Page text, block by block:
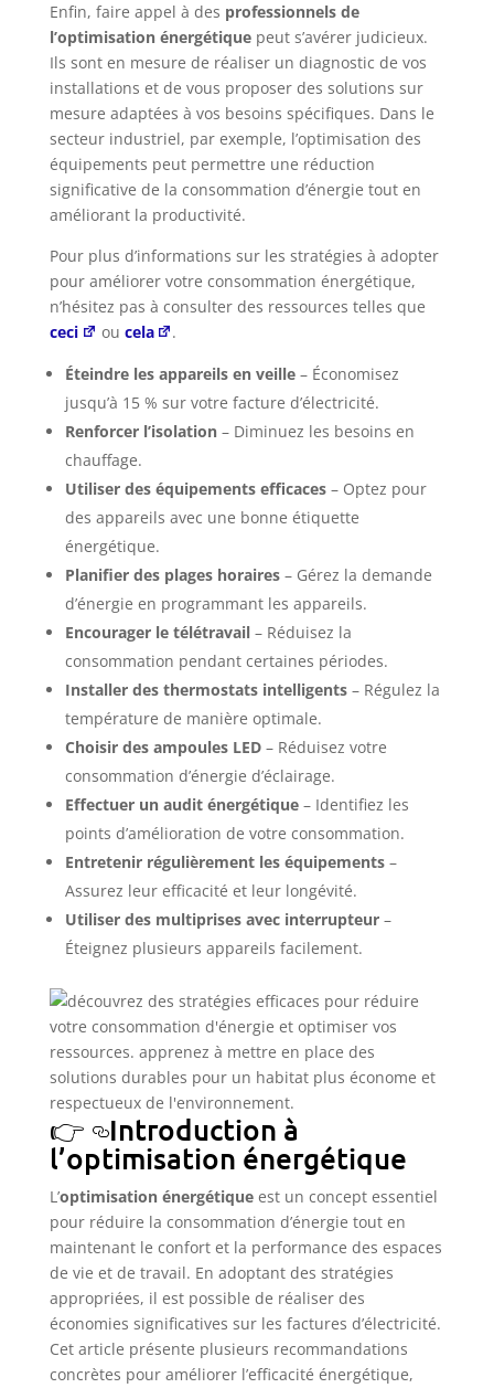
Enfin, faire appel à des professionnels de
l’optimisation énergétiquepeut s’avérer judicieux.
Ils sont en mesure de réaliser un diagnostic de vos
installations et de vous proposer des solutions sur
mesure adaptées à vos besoins spécifiques. Dans le
secteur industriel, par exemple, l’optimisation des
équipements peut permettre une réduction
significative de la consommation d’énergie tout en
améliorant la productivité.
Pour plus d’informations sur les stratégies à adopter
pour améliorer votre consommation énergétique,
n’hésitez pas à consulter des ressources telles que
ceci
ou cela
.
Éteindre les appareils en veille– Économisez
jusqu’à 15 % sur votre facture d’électricité.
Renforcer l’isolation– Diminuez les besoins en
chauffage.
Utiliser des équipements efficaces– Optez pour
des appareils avec une bonne étiquette
énergétique.
Planifier des plages horaires– Gérez la demande
d’énergie en programmant les appareils.
Encourager le télétravail– Réduisez la
consommation pendant certaines périodes.
Installer des thermostats intelligents– Régulez la
température de manière optimale.
Choisir des ampoules LED– Réduisez votre
consommation d’énergie d’éclairage.
Effectuer un audit énergétique– Identifiez les
points d’amélioration de votre consommation.
Entretenir régulièrement les équipements–
Assurez leur efficacité et leur longévité.
Utiliser des multiprises avec interrupteur–
Éteignez plusieurs appareils facilement.
Introduction à
l’optimisation énergétique
L’optimisation énergétiqueest un concept essentiel
pour réduire la consommation d’énergie tout en
maintenant le confort et la performance des espaces
de vie et de travail. En adoptant des stratégies
appropriées, il est possible de réaliser des
économies significatives sur les factures d’électricité.
Cet article présente plusieurs recommandations
concrètes pour améliorer l’efficacité énergétique,